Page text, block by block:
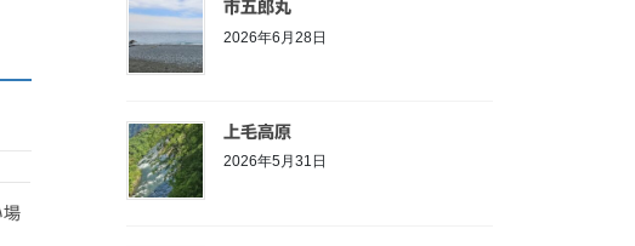
場
市五郎丸
2026年6月28日
上毛高原
2026年5月31日